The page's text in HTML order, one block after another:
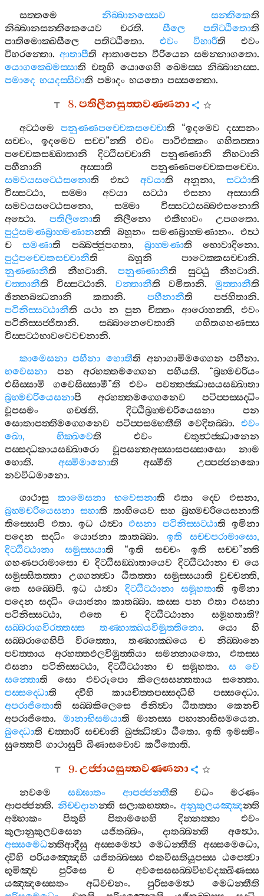
සත‍්තමෙ නිබ‍්බානස‍්සෙව සන‍්තිකෙති
නිබ‍්බානසන‍්තිකෙයෙව
චරති. සීලෙ පතිට‍්ඨිතොති
පාතිමොක‍්ඛසීලෙ
පතිට‍්ඨිතො. එවං විහාරීති
එවං
විහරන‍්තො.ආතාපීති ආතාපෙන වීරියෙන සමන‍්නාගතො.
යොගක‍්ඛෙමස‍්සාති චතූහි යොගෙහි ඛෙමස‍්ස නිබ‍්බානස‍්ස.
පමාදෙ භයදස‍්සිවාති පමාදං භයතො පස‍්සන‍්තො.
8.පතිලීනසුත‍්තවණ‍්ණනා
අට‍්ඨමෙ පනුණ‍්ණපච‍්චෙකසච‍්චොති “ඉදමෙව
දස‍්සනං
සච‍්චං,ඉදමෙව සච‍්ච”න‍්ති එවං පාටිඑක‍්කං
ගහිතත‍්තා
පච‍්චෙකසඞ‍්ඛාතානි
දිට‍්ඨිසච‍්චානි පනුණ‍්ණානි
නීහටානි
පහීනානි
අස‍්සාති පනුණ‍්ණපච‍්චෙකසච‍්චො.
සමවයසට‍්ඨෙසනොති එත්‍ථ අවයාති අනූනා, සට‍්ඨාති
විස‍්සට‍්ඨා, සම‍්මා අවයා සට‍්ඨා එසනා
අස‍්සාති
සමවයසට‍්ඨෙසනො, සම‍්මා
විස‍්සට‍්ඨසබ‍්බඑසනොති
අත්‍ථො. පතිලීනොති නිලීනො එකීභාවං උපගතො.
පුථුසමණබ්‍රාහ‍්මණානන‍්ති බහූනං සමණබ්‍රාහ‍්මණානං. එත්‍ථ
ච
සමණාති පබ‍්බජ‍්ජූපගතා, බ්‍රාහ‍්මණාති භොවාදිනො.
පුථුපච‍්චෙකසච‍්චානීති බහූනි පාටෙක‍්කසච‍්චානි.
නුණ‍්ණානීති නීහටානි. පනුණ‍්ණානීති සුට‍්ඨු නීහටානි.
චත‍්තානීති විස‍්සට‍්ඨානි. වන‍්තානීති වමිතානි. මුත‍්තානීති
ඡින‍්නබන්‍ධනානි
කතානි. පහීනානීති පජහිතානි.
පටිනිස‍්සට‍්ඨානීති යථා න පුන චිත‍්තං ආරොහන‍්ති,එවං
පටිනිස‍්සජ‍්ජිතානි. සබ‍්බානෙවෙතානි
ගහිතගහණස‍්ස
විස‍්සට‍්ඨභාවවෙවචනානි.
කාමෙසනා පහීනා හොතීති අනාගාමිමග‍්ගෙන පහීනා.
භවෙසනා
පන අරහත‍්තමග‍්ගෙන පහීයති. “බ්‍රහ‍්මචරියං
එසිස‍්සාමි
ගවෙසිස‍්සාමී”ති එවං
පවත‍්තජ‍්ඣාසයසඞ‍්ඛාතා
බ්‍රහ‍්මචරියෙසනාපි අරහත‍්තමග‍්ගෙනෙව
පටිප‍්පස‍්සද‍්ධිං
වූපසමං
ගච‍්ඡති.දිට‍්ඨිබ්‍රහ‍්මචරියෙසනා
පන
සොතාපත‍්තිමග‍්ගෙනෙව
පටිප‍්පසම‍්භතීති වෙදිතබ‍්බා. එවං
ඛො,භික‍්ඛවෙති එවං
චතුත්‍ථජ‍්ඣානෙන
පස‍්සද‍්ධකායසඞ‍්ඛාරො
වූපසන‍්තඅස‍්සාසපස‍්සාසො
නාම
හොති. අස‍්මිමානොති අස‍්මීති
උප‍්පජ‍්ජනකො
නවවිධමානො.
ගාථාසු
කාමෙසනා භවෙසනාති එතා ද‍්වෙ එසනා,
බ්‍රහ‍්මචරියෙසනා සහාති තාහියෙව සහ බ්‍රහ‍්මචරියෙසනාති
තිස‍්සොපි එතා. ඉධ ඨත්‍වා එසනා පටිනිස‍්සට‍්ඨාති ඉමිනා
පදෙන
සද‍්ධිං යොජනා කාතබ‍්බා. ඉති සච‍්චපරාමාසො,
දිට‍්ඨිට‍්ඨානා
සමුස‍්සයාති “ඉති සච‍්චං ඉති සච‍්ච”න‍්ති
ගහණපරාමාසො ච දිට‍්ඨිසඞ‍්ඛාතායෙව දිට‍්ඨිට‍්ඨානා ච යෙ
සමුස‍්සිතත‍්තා
උග‍්ගන‍්ත්‍වා ඨිතත‍්තා සමුස‍්සයාති වුච‍්චන‍්ති,
තෙ
සබ‍්බෙපි.ඉධ ඨත්‍වා දිට‍්ඨිට‍්ඨානා සමූහතාති
ඉමිනා
පදෙන සද‍්ධිං යොජනා කාතබ‍්බා.කස‍්ස පන එතා එසනා
පටිනිස‍්සට‍්ඨා,එතෙ ච දිට‍්ඨිට‍්ඨානා සමූහතාති?
සබ‍්බරාගවිරත‍්තස‍්ස
තණ‍්හාක‍්ඛයවිමුත‍්තිනො. යො
හි
සබ‍්බරාගෙහිපි
විරත‍්තො, තණ‍්හාක‍්ඛයෙ ච
නිබ‍්බානෙ
පවත‍්තාය
අරහත‍්තඵලවිමුත‍්තියා සමන‍්නාගතො,එතස‍්ස
එසනා
පටිනිස‍්සට‍්ඨා, දිට‍්ඨිට‍්ඨානා ච සමූහතා. ස
වෙ
සන‍්තොති සො එවරූපො කිලෙසසන‍්තතාය සන‍්තො.
පස‍්සද‍්ධොති ද‍්වීහි කායචිත‍්තපස‍්සද‍්ධීහි පස‍්සද‍්ධො.
අපරාජිතොති සබ‍්බකිලෙසෙ ජිනිත්‍වා ඨිතත‍්තා
කෙනචි
අපරාජිතො. මානාභිසමයාති මානස‍්ස පහානාභිසමයෙන.
බුද‍්ධොති චත‍්තාරි සච‍්චානි බුජ‍්ඣිත්‍වා ඨිතො. ඉති ඉමස‍්මිං
සුත‍්තෙපි ගාථාසුපි ඛීණාසවොව කථිතොති.
9.උජ‍්ජායසුත‍්තවණ‍්ණනා
නවමෙ සඞ‍්ඝාතං ආපජ‍්ජන‍්තීති වධං
මරණං
ආපජ‍්ජන‍්ති. නිච‍්චදානන‍්ති සලාකභත‍්තං. අනුකුලයඤ‍්ඤන‍්ති
අම‍්හාකං
පිතූහි පිතාමහෙහි දින‍්නත‍්තා
එවං
කුලානුකුලවසෙන
යජිතබ‍්බං,දාතබ‍්බන‍්ති අත්‍ථො.
අස‍්සමෙධන‍්තිආදීසු අස‍්සමෙත්‍ථ මෙධන‍්තීති අස‍්සමෙධො,
ද‍්වීහි පරියඤ‍්ඤෙහි යජිතබ‍්බස‍්ස එකවීසතියූපස‍්ස ඨපෙත්‍වා
භූමිඤ‍්ච
පුරිසෙ ච
අවසෙසසබ‍්බවිභවදක‍්ඛිණස‍්ස
යඤ‍්ඤස‍්සෙතං
අධිවචනං.පුරිසමෙත්‍ථ
මෙධන‍්තීති